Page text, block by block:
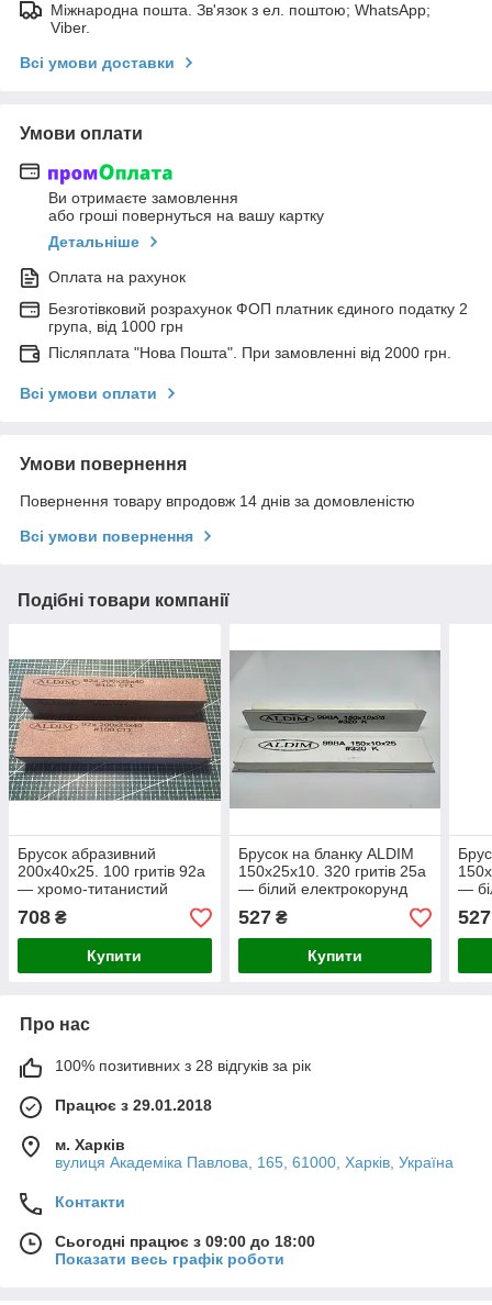
Міжнародна пошта. Зв'язок з ел. поштою; WhatsApp;
Viber.
Всі умови доставки
Умови оплати
Ви отримаєте замовлення
або гроші повернуться на вашу картку
Детальніше
Оплата на рахунок
Безготівковий розрахунок ФОП платник єдиного податку 2
група, від 1000 грн
Післяплата "Нова Пошта". При замовленні від 2000 грн.
Всі умови оплати
Умови повернення
Повернення товару впродовж 14 днів за домовленістю
Всі умови повернення
Подібні товари компанії
Брусок абразивний
200х40х25. 100 гритів 92а
— хромо-титанистий
електрокорунд
708 ₴
Купити
Брусок на бланку ALDIM
150х25х10. 320 гритів 25а
— білий електрокорунд
527₴
Купити
—
527
Про нас
100% позитивних з 28 відгуків за рік
Працює з 29.01.2018
м. Харків
вулиця Академіка Павлова, 165, 61000, Харків, Україна
Контакти
Сьогодні працює з 09:00 до 18:00
Показати весь графік роботи